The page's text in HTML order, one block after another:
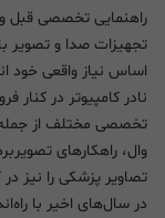
راهنمایی تخصصی قبل
تجهیزات صدا و تصویر
اساس نیاز واقعی خود
نادر کامپیوتر در
تخصصی مختلف از
وال، راهکارهای
تصاویر پزشکی را نیز در
در سال‌های اخیر با